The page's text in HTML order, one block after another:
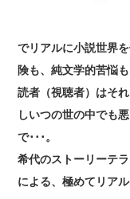
でリアルに小説世界
険も、純文学的苦悩
読者（視聴者）はそ
しいつの世の中でも
で･･･。
希代のストーリーテ
による、極めてリア